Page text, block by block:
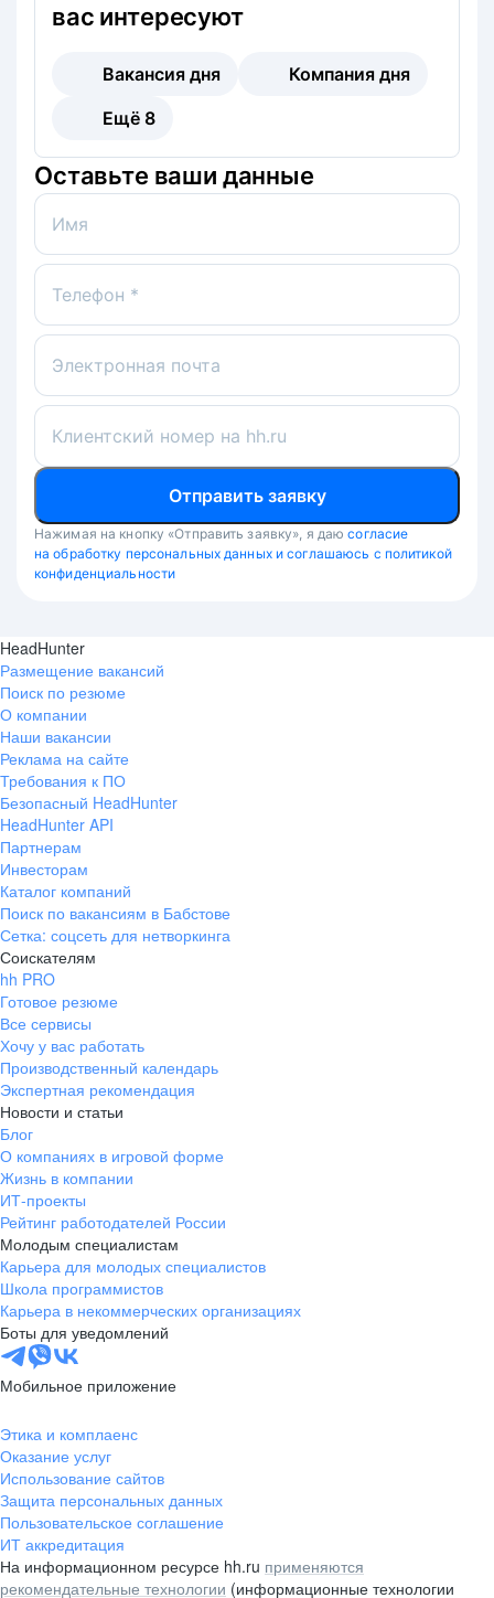
вас интересуют
Вакансия дня
Компания дня
Ещё 8
Оставьте ваши данные
Имя
Телефон *
Электронная почта
Клиентский номер на hh.ru
Отправить заявку
Нажимая на кнопку «Отправить заявку», я даю согласие
на обработку персональных данных и соглашаюсь с политикой
конфиденциальности
HeadHunter
Размещение вакансий
Поиск по резюме
О компании
Наши вакансии
Реклама на сайте
Требования к ПО
Безопасный HeadHunter
HeadHunter API
Партнерам
Инвесторам
Каталог компаний
Поиск по вакансиям в Бабстове
Сетка: соцсеть для нетворкинга
Соискателям
hh PRO
Готовое резюме
Все сервисы
Хочу у вас работать
Производственный календарь
Экспертная рекомендация
Новости и статьи
Блог
О компаниях в игровой форме
Жизнь в компании
ИТ-проекты
Рейтинг работодателей России
Молодым специалистам
Карьера для молодых специалистов
Школа программистов
Карьера в некоммерческих организациях
Боты для уведомлений
Мобильное приложение
Этика и комплаенс
Оказание услуг
Использование сайтов
Защита персональных данных
Пользовательское соглашение
ИТ аккредитация
На информационном ресурсе hh.ru применяются
рекомендательные технологии (информационные технологии